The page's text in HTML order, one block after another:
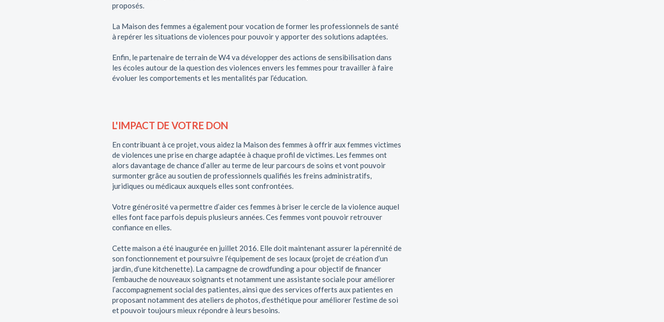
proposés.
La Maison des femmes a également pour vocation de former les professionnels de santé
à repérer les situations de violences pour pouvoir y apporter des solutions adaptées.
Enfin, le partenaire de terrain de W4 va développer des actions de sensibilisation dans
les écoles autour de la question des violences envers les femmes pour travailler à faire
évoluer les comportements et les mentalités par l’éducation.
L'IMPACT DE VOTRE DON
En contribuant à ce projet, vous aidez la Maison des femmes à offrir aux femmes victimes
de violences une prise en charge adaptée à chaque profil de victimes. Les femmes ont
alors davantage de chance d’aller au terme de leur parcours de soins et vont pouvoir
surmonter grâce au soutien de professionnels qualifiés les freins administratifs,
juridiques ou médicaux auxquels elles sont confrontées.
Votre générosité va permettre d’aider ces femmes à briser le cercle de la violence auquel
elles font face parfois depuis plusieurs années. Ces femmes vont pouvoir retrouver
confiance en elles.
Cette maison a été inaugurée en juillet 2016. Elle doit maintenant assurer la pérennité de
son fonctionnement et poursuivre l’équipement de ses locaux (projet de création d’un
jardin, d’une kitchenette). La campagne de crowdfunding a pour objectif de financer
l’embauche de nouveaux soignants et notamment une assistante sociale pour améliorer
l’accompagnement social des patientes, ainsi que des services offerts aux patientes en
proposant notamment des ateliers de photos, d’esthétique pour améliorer l'estime de soi
et pouvoir toujours mieux répondre à leurs besoins.